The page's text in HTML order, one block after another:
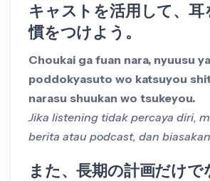
キャストを活用して、耳
慣をつけよう。
Choukai ga fuan nara, nyuusu ya
poddokyasuto wo katsuyou
narasu shuukan wo tsukeyou.
Jika listening tidak percaya diri,
berita atau podcast, dan
また、長期の計画だけで